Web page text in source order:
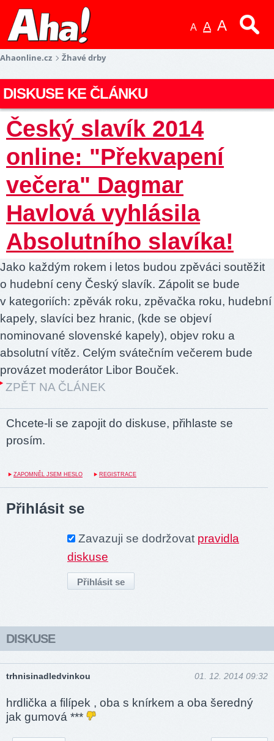
A A A
Ahaonline.cz Žhavé drby
DISKUSE KE ČLÁNKU
Český slavík 2014
online: "Překvapení
večera" Dagmar
Havlová vyhlásila
Absolutního slavíka!
Jako každým rokem i letos budou zpěváci soutěžit
o hudební ceny Český slavík. Zápolit se bude
v kategoriích: zpěvák roku, zpěvačka roku, hudební
kapely, slavíci bez hranic, (kde se objeví
nominované slovenské kapely), objev roku a
absolutní vítěz. Celým svátečním večerem bude
provázet moderátor Libor Bouček.
ZPĚT NA ČLÁNEK
Chcete-li se zapojit do diskuse, přihlaste se
prosím.
ZAPOMNĚL JSEM HESLO REGISTRACE
Přihlásit se
Zavazuji se dodržovat pravidla
diskuse
DISKUSE
trhnisinadledvinkou 01. 12. 2014 09:32
hrdlička a filípek , oba s knírkem a oba šeredný
jak gumová ***